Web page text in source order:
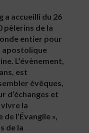
a accueilli du 26
pèlerins de la
entier pour
apostolique
L’évènement,
est
évêques,
d’échanges et
la
l’Évangile »,
de la